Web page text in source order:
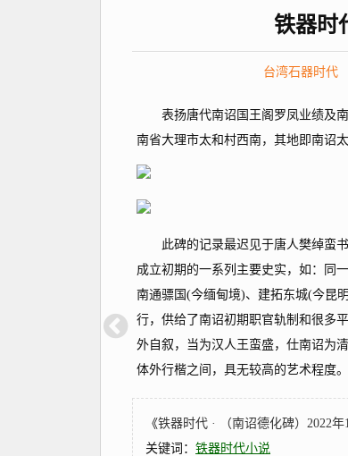
铁器时
台湾石器时代
表扬唐代南诏国王阁罗凤业绩及南
南省大理市太和村西南，其地即南诏
此碑的记录最迟见于唐人樊绰蛮书
成立初期的一系列主要史实，如：同
南通骠国(今缅甸境)、建拓东城(今昆
行，供给了南诏初期职官轨制和很多
外自叙，当为汉人王蛮盛，仕南诏为
体外行楷之间，具无较高的艺术程度。
《铁器时代 · （南诏德化碑）2022年
关键词： 铁器时代小说